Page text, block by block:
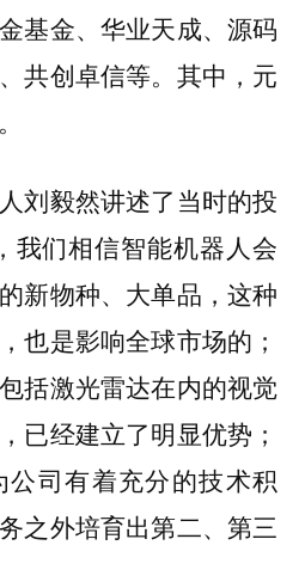
基金、华业天成、源码
共创卓信等。其中，元
刘毅然讲述了当时的投
我们相信智能机器人会
新物种、大单品，这种
也是影响全球市场的；
括激光雷达在内的视觉
已经建立了明显优势；
司有着充分的技术积
之外培育出第二、第三